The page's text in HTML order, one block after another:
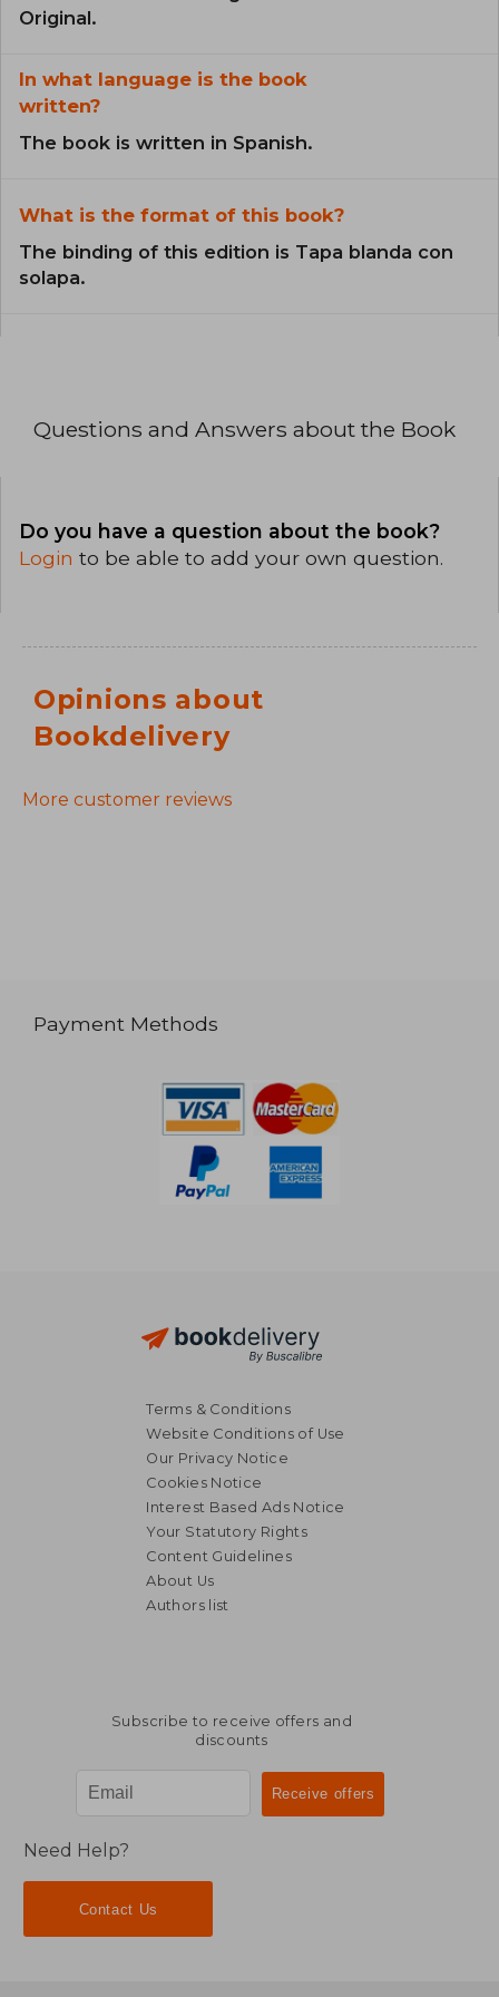
Original.
In what language is the book
written?
The book is written in Spanish.
What is the format of this book?
The binding of this edition is Tapa blanda con
solapa.
Questions and Answers about the Book
Do you have a question about the book?
Login to be able to add your own question.
Opinions about
Bookdelivery
More customer reviews
Payment Methods
Terms & Conditions
Website Conditions of Use
Our Privacy Notice
Cookies Notice
Interest Based Ads Notice
Your Statutory Rights
Content Guidelines
About Us
Authors list
Subscribe to receive offers and
discounts
Need Help?
Contact Us